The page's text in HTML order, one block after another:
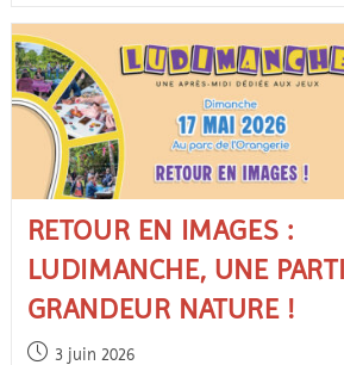
RETOUR EN IMAGES :
LUDIMANCHE, UNE
GRANDEUR NATURE !
3 juin 2026